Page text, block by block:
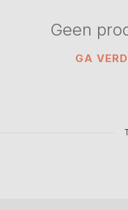
Geen
GA